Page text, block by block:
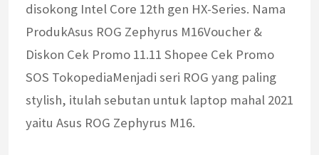
disokong Intel Core 12th gen HX-Series. Nama
ProdukAsus ROG Zephyrus M16Voucher &
Diskon Cek Promo 11.11 Shopee Cek Promo
SOS TokopediaMenjadi seri ROG yang paling
stylish, itulah sebutan untuk laptop mahal 2021
yaitu Asus ROG Zephyrus M16.